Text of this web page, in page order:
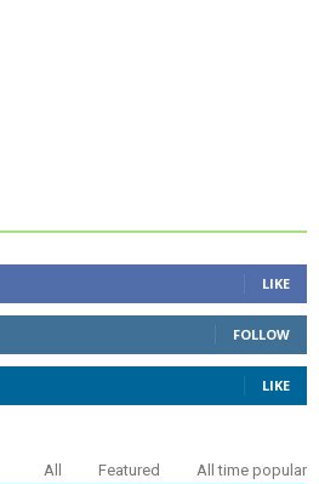
LIKE
FOLLOW
LIKE
All Featured All time popular